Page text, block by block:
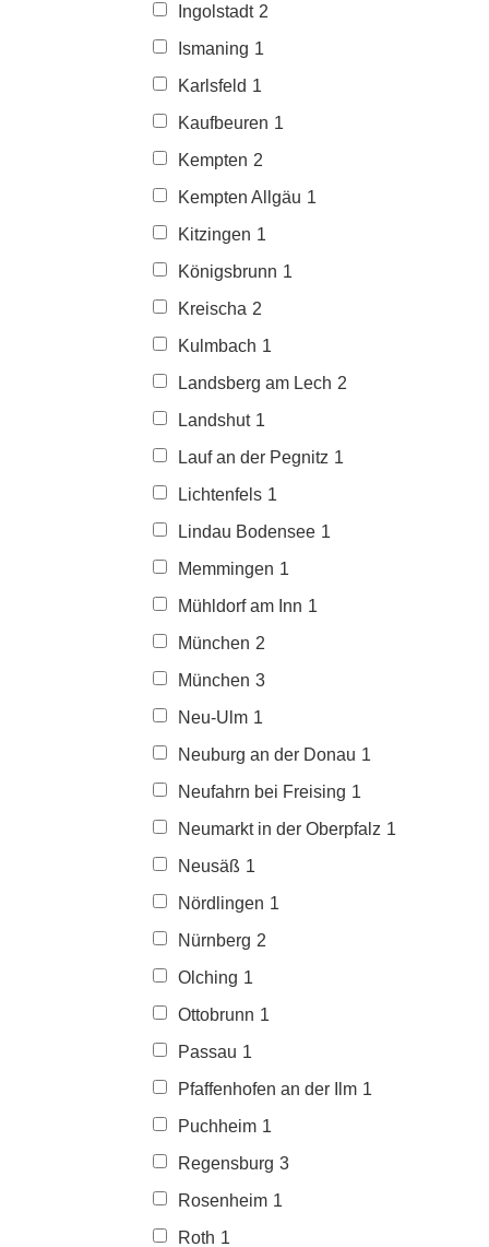
Ingolstadt 2
Ismaning 1
Karlsfeld 1
Kaufbeuren 1
Kempten 2
Kempten Allgäu 1
Kitzingen 1
Königsbrunn 1
Kreischa 2
Kulmbach 1
Landsberg am Lech 2
Landshut 1
Lauf an der Pegnitz 1
Lichtenfels 1
Lindau Bodensee 1
Memmingen 1
Mühldorf am Inn 1
München 2
München 3
Neu-Ulm 1
Neuburg an der Donau 1
Neufahrn bei Freising 1
Neumarkt in der Oberpfalz 1
Neusäß 1
Nördlingen 1
Nürnberg 2
Olching 1
Ottobrunn 1
Passau 1
Pfaffenhofen an der Ilm 1
Puchheim 1
Regensburg 3
Rosenheim 1
Roth 1